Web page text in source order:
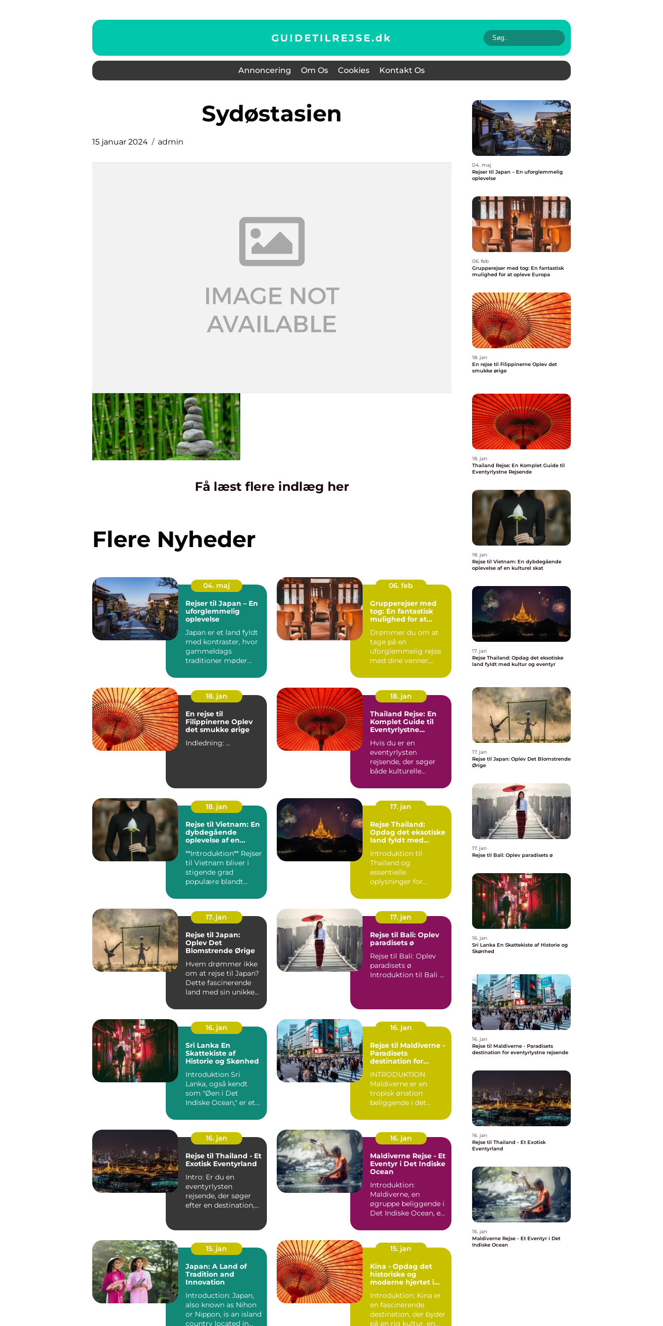
GUIDETILREJSE.dk
Annoncering Om Os Cookies Kontakt Os
sydøstasien
15 januar 2024 admin
Få læst flere indlæg her
Flere Nyheder
04. maj
Rejser til Japan – En
uforglemmelig
oplevelse
Japan er et land fyldt
med kontraster, hvor
gammeldags
traditioner møder
06. feb
Grupperejser med
tog: En fantastisk
mulighed for at
Drømmer du om at
tage på en
uforglemmelig rejse
med dine venner,
18. jan
En rejse til
Filippinerne Oplev
det smukke ørige
Indledning: ...
18. jan
Thailand Rejse: En
Komplet Guide til
Eventyrlystne
Hvis du er en
eventyrlysten
rejsende, der søger
både kulturelle
strande og enestå...
18. jan
Rejse til Vietnam: En
dybdegående
oplevelse af en
**Introduktion** Rejser
til Vietnam bliver i
stigende grad
populære blandt
efter u...
17. jan
Rejse Thailand:
Opdag det eksotiske
land fyldt med
Introduktion til
Thailand og
essentielle
oplysninger for
også kendt som
"Landet ...
17. jan
Rejse til Japan:
Oplev Det
Blomstrende Ørige
Hvem drømmer ikke
om at rejse til Japan?
Dette fascinerende
land med sin unikke
17. jan
Rejse til Bali: Oplev
paradisets ø
Rejse til Bali: Oplev
paradisets ø
Introduktion til Bali ...
16. jan
Sri Lanka En
Skattekiste af
Historie og Skønhed
Introduktion Sri
Lanka, også kendt
som "Øen i Det
Indiske Ocean," er et
storslået na...
16. jan
Rejse til Maldiverne -
Paradisets
destination for
rejsende
INTRODUKTION
Maldiverne er en
tropisk ønation
beliggende i det
kendt for sine b...
16. jan
Rejse til Thailand - Et
Exotisk Eventyrland
Intro: Er du en
eventyrlysten
rejsende, der søger
efter en destination,
16. jan
Maldiverne Rejse - Et
Eventyr i Det Indiske
Ocean
Introduktion:
Maldiverne, en
øgruppe beliggende i
Det Indiske Ocean, er
jorden....
15. jan
Japan: A Land of
Tradition and
Innovation
Introduction: Japan,
also known as Nihon
or Nippon, is an island
country located in
15. jan
Kina - Opdag det
historiske og
moderne hjertet i
Introduktion: Kina er
en fascinerende
destination, der byder
på en rig kultur, en
04. maj
Rejser til Japan – En uforglemmelig
oplevelse
06. feb
Grupperejser med tog: En fantastisk
mulighed for at opleve Europa
18. jan
En rejse til Filippinerne Oplev det
smukke ørige
18. jan
Thailand Rejse: En Komplet Guide til
Eventyrlystne Rejsende
18. jan
Rejse til Vietnam: En dybdegående
oplevelse af en kulturel skat
17. jan
Rejse Thailand: Opdag det eksotiske
land fyldt med kultur og eventyr
17. jan
Rejse til Japan: Oplev Det Blomstrende
Ørige
17. jan
Rejse til Bali: Oplev paradisets ø
16. jan
Sri Lanka En Skattekiste af Historie og
Skønhed
16. jan
Rejse til Maldiverne - Paradisets
destination for eventyrlystne rejsende
16. jan
Rejse til Thailand - Et Exotisk
Eventyrland
16. jan
Maldiverne Rejse - Et Eventyr i Det
Indiske Ocean